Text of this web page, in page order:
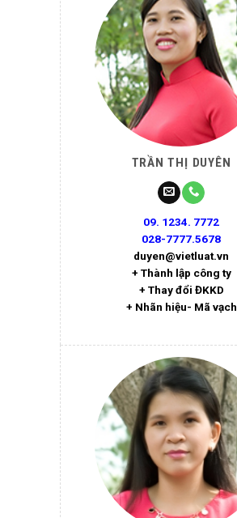
TRẦN THỊ DUYÊN
09. 1234. 7772
028-7777.5678
duyen@vietluat.vn
+ Thành lập công ty
+ Thay đổi ĐKKD
+ Nhãn hiệu- Mã vạch